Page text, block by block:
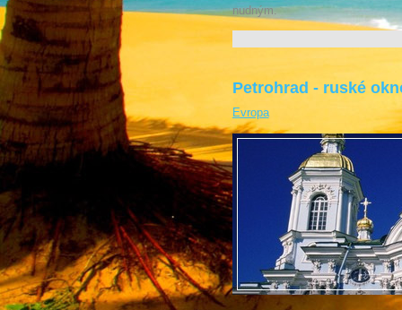
nudným.
Petrohrad - ruské
Evropa